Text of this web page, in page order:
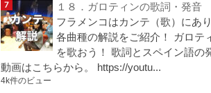
１８．ガロティンの歌詞・発音
フラメンコはカンテ（歌）にあり
各曲種の解説をご紹介！ ガロテ
を歌おう！ 歌詞とスペイン語の
動画はこちらから。 https://youtu...
4k件のビュー